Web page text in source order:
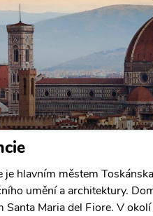
je hlavním městem
umění a architektury.
Santa Maria del Fiore. V